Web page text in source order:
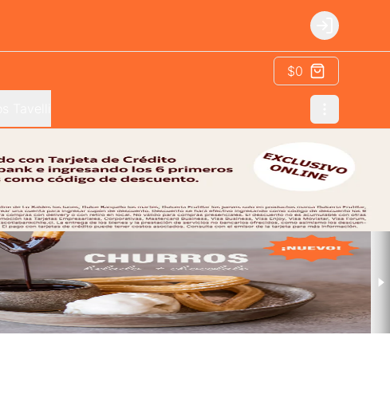
Login
$0